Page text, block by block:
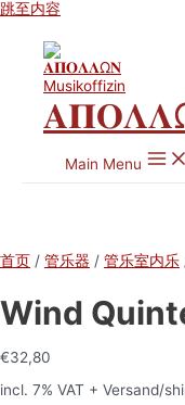
跳至内容
Main Menu
首页 / 管乐器 / 管乐室内乐
Wind
€32,80
incl. 7% VAT + Versand/